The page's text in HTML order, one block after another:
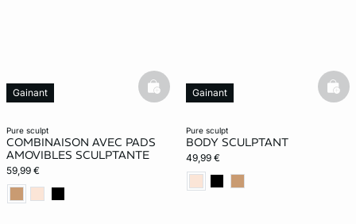
pure sculpt
COMBINAISON AVEC PADS
AMOVIBLES SCULPTANTE
59,99 €
Gainant
basketfull
pure sculpt
BODY SCULPTANT
49,99 €
Gainant